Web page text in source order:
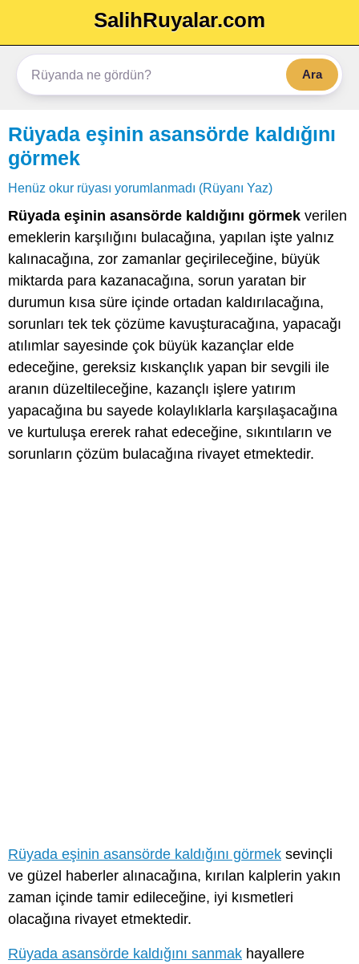
SalihRuyalar.com
Ara
Rüyada eşinin asansörde kaldığını
görmek
Henüz okur rüyası yorumlanmadı (Rüyanı Yaz)
Rüyada eşinin asansörde kaldığını görmek verilen
emeklerin karşılığını bulacağına, yapılan işte yalnız
kalınacağına, zor zamanlar geçirileceğine, büyük
miktarda para kazanacağına, sorun yaratan bir
durumun kısa süre içinde ortadan kaldırılacağına,
sorunları tek tek çözüme kavuşturacağına, yapacağı
atılımlar sayesinde çok büyük kazançlar elde
edeceğine, gereksiz kıskançlık yapan bir sevgili ile
aranın düzeltileceğine, kazançlı işlere yatırım
yapacağına bu sayede kolaylıklarla karşılaşacağına
ve kurtuluşa ererek rahat edeceğine, sıkıntıların ve
sorunların çözüm bulacağına rivayet etmektedir.
Rüyada eşinin asansörde kaldığını görmek sevinçli
ve güzel haberler alınacağına, kırılan kalplerin yakın
zaman içinde tamir edileceğine, iyi kısmetleri
olacağına rivayet etmektedir.
Rüyada asansörde kaldığını sanmak hayallere